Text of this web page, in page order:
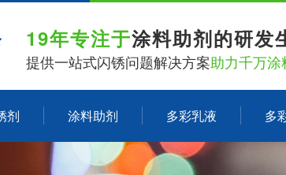
19年专注于涂料助剂的研发
提供一站式闪锈问题解决方案助力千万
剂 涂料助剂 多彩乳液 多